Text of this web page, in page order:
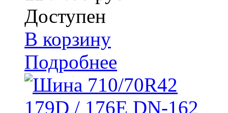
Доступен
В корзину
Подробнее